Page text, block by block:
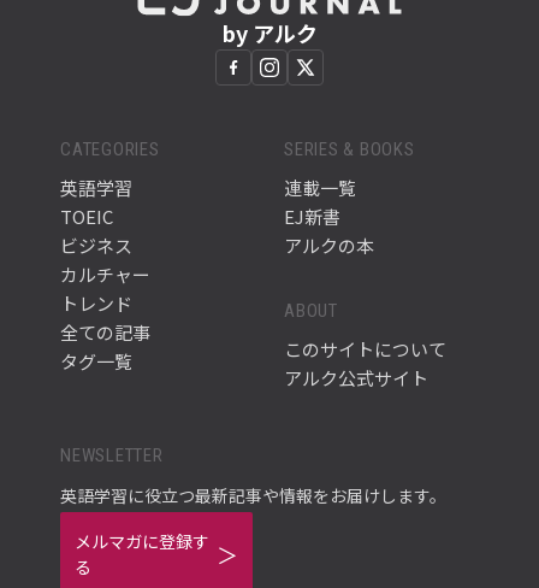
by アルク
CATEGORIES
英語学習
TOEIC
ビジネス
カルチャー
トレンド
全ての記事
タグ一覧
SERIES & BOOKS
連載一覧
EJ新書
アルクの本
ABOUT
このサイトについて
アルク公式サイト
NEWSLETTER
英語学習に役立つ最新記事や情報をお届けします。
メルマガに登録す
る